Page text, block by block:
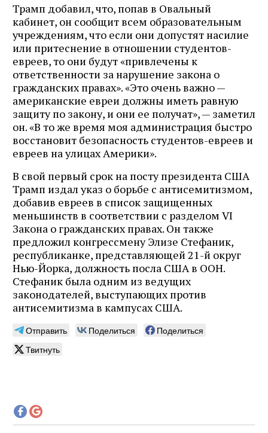
Трамп добавил, что, попав в Овальный
кабинет, он сообщит всем образовательным
учреждениям, что если они допустят насилие
или притеснение в отношении студентов-
евреев, то они будут «привлечены к
ответственности за нарушение закона о
гражданских правах». «Это очень важно —
американские евреи должны иметь равную
защиту по закону, и они ее получат», — заметил
он. «В то же время моя администрация быстро
восстановит безопасность студентов-евреев и
евреев на улицах Америки».
В свой первый срок на посту президента США
Трамп издал указ о борьбе с антисемитизмом,
добавив евреев в список защищенных
меньшинств в соответствии с разделом VI
Закона о гражданских правах. Он также
предложил конгрессмену Элизе Стефаник,
республиканке, представляющей 21-й округ
Нью-Йорка, должность посла США в ООН.
Стефаник была одним из ведущих
законодателей, выступающих против
антисемитизма в кампусах США.
Отправить Поделиться
Поделиться
Твитнуть